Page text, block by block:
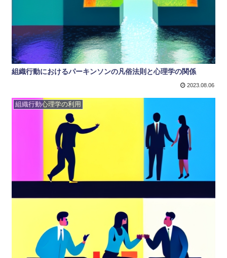
組織行動におけるパーキンソンの凡俗法則と心理学の関係
2023.08.06
組織行動心理学の利用